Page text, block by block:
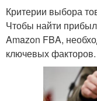
Критерии выбора
Чтобы найти
Amazon FBA,
ключевых